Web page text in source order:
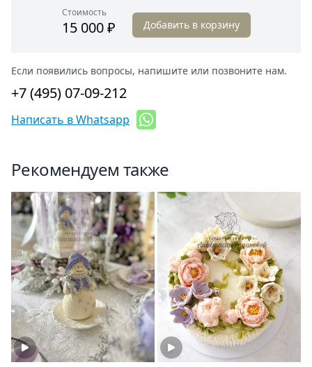
Стоимость
15 000 ₽ Добавить в корзину
Если появились вопросы, напишите или позвоните нам.
+7 (495) 07-09-212
Написать в Whatsapp
Рекомендуем также